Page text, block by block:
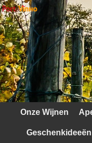
Home
Contact
Mijn account
Verzendkosten
Onze Wijnen
Geschenkideeën